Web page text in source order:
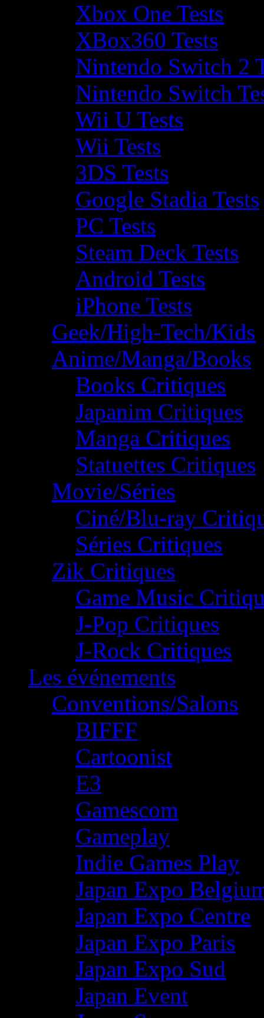
Xbox One Tests
XBox360 Tests
Nintendo Switch 2
Nintendo Switch
Wii U Tests
Wii Tests
3DS Tests
Google Stadia Tests
PC Tests
Steam Deck Tests
Android Tests
iPhone Tests
Geek/High-Tech/Kids
Anime/Manga/Books
Books Critiques
Japanim Critiques
Manga Critiques
Statuettes Critiques
Movie/Séries
Ciné/Blu-ray
Séries Critiques
Zik Critiques
Game Music
J-Pop Critiques
J-Rock Critiques
Les événements
Conventions/Salons
BIFFF
Cartoonist
E3
Gamescom
Gameplay
Indie Games Play
Japan Expo
Japan Expo Centre
Japan Expo Paris
Japan Expo Sud
Japan Event